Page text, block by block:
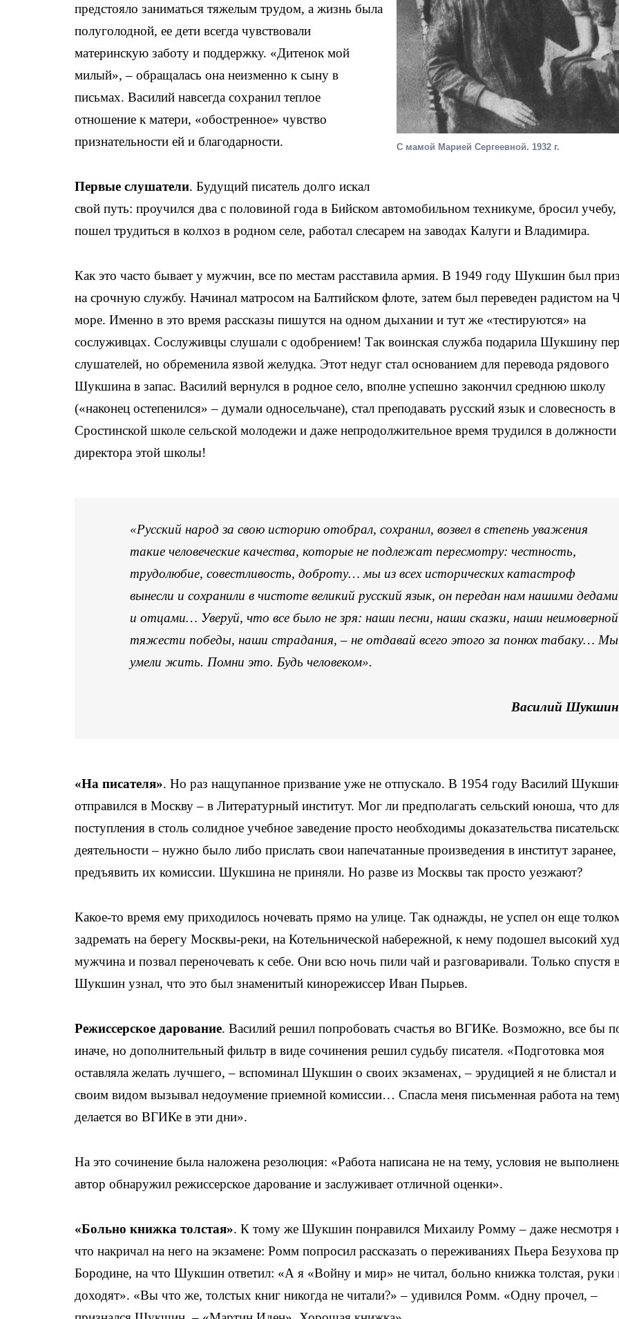
С мамой Марией Сергеевной. 1932 г.
предстояло заниматься тяжелым трудом, а жизнь была
полуголодной, ее дети всегда чувствовали
материнскую заботу и поддержку. «Дитенок мой
милый», – обращалась она неизменно к сыну в
письмах. Василий навсегда сохранил теплое
отношение к матери, «обостренное» чувство
признательности ей и благодарности.
Первые слушатели. Будущий писатель долго искал
свой путь: проучился два с половиной года в Бийском автомобильном техникуме, бросил учебу,
пошел трудиться в колхоз в родном селе, работал слесарем на заводах Калуги и Владимира.
Как это часто бывает у мужчин, все по местам расставила армия. В 1949 году Шукшин был
на срочную службу. Начинал матросом на Балтийском флоте, затем был переведен радистом на
море. Именно в это время рассказы пишутся на одном дыхании и тут же «тестируются» на
сослуживцах. Сослуживцы слушали с одобрением! Так воинская служба подарила Шукшину
слушателей, но обременила язвой желудка. Этот недуг стал основанием для перевода рядового
Шукшина в запас. Василий вернулся в родное село, вполне успешно закончил среднюю школу
(«наконец остепенился» – думали односельчане), стал преподавать русский язык и словесность в
Сростинской школе сельской молодежи и даже непродолжительное время трудился в должности
директора этой школы!
«Русский народ за свою историю отобрал, сохранил, возвел в степень уважения
такие человеческие качества, которые не подлежат пересмотру: честность,
трудолюбие, совестливость, доброту… мы из всех исторических катастроф
вынесли и сохранили в чистоте великий русский язык, он передан нам нашими дедами
и отцами… Уверуй, что все было не зря: наши песни, наши сказки, наши неимоверной
тяжести победы, наши страдания, – не отдавай всего этого за понюх табаку… Мы
умели жить. Помни это. Будь человеком».
Василий Шукшин
«На писателя». Но раз нащупанное призвание уже не отпускало. В 1954 году Василий
отправился в Москву – в Литературный институт. Мог ли предполагать сельский юноша, что
поступления в столь солидное учебное заведение просто необходимы доказательства
деятельности – нужно было либо прислать свои напечатанные произведения в институт
предъявить их комиссии. Шукшина не приняли. Но разве из Москвы так просто уезжают?
Какое-то время ему приходилось ночевать прямо на улице. Так однажды, не успел он еще
задремать на берегу Москвы-реки, на Котельнической набережной, к нему подошел высокий
мужчина и позвал переночевать к себе. Они всю ночь пили чай и разговаривали. Только спустя
Шукшин узнал, что это был знаменитый кинорежиссер Иван Пырьев.
Режиссерское дарование. Василий решил попробовать счастья во ВГИКе. Возможно, все бы
иначе, но дополнительный фильтр в виде сочинения решил судьбу писателя. «Подготовка моя
оставляла желать лучшего, – вспоминал Шукшин о своих экзаменах, – эрудицией я не блистал и
своим видом вызывал недоумение приемной комиссии… Спасла меня письменная работа на
делается во ВГИКе в эти дни».
На это сочинение была наложена резолюция: «Работа написана не на тему, условия не
автор обнаружил режиссерское дарование и заслуживает отличной оценки».
«Больно книжка толстая». К тому же Шукшин понравился Михаилу Ромму – даже несмотря
что накричал на него на экзамене: Ромм попросил рассказать о переживаниях Пьера Безухова
Бородине, на что Шукшин ответил: «А я «Войну и мир» не читал, больно книжка толстая, руки
доходят». «Вы что же, толстых книг никогда не читали?» – удивился Ромм. «Одну прочел, –